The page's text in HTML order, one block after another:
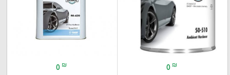
0 ₪
0 ₪